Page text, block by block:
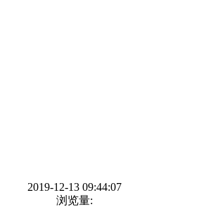
2019-12-13 09:44:07
浏览量: